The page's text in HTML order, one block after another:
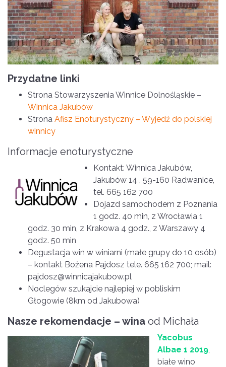
Przydatne linki
Strona Stowarzyszenia Winnice Dolnośląskie –
Winnica Jakubów
Strona Afisz Enoturystyczny – Wyjedź do polskiej
winnicy
Informacje enoturystyczne
Kontakt: Winnica Jakubów,
Jakubów 14 , 59-160 Radwanice,
tel. 665 162 700
Dojazd samochodem z Poznania
1 godz. 40 min, z Wrocławia 1
godz. 30 min, z Krakowa 4 godz., z Warszawy 4
godz. 50 min
Degustacja win w winiarni (małe grupy do 10 osób)
– kontakt Bożena Pajdosz tele. 665 162 700; mail:
pajdosz@winnicajakubow.pl
Noclegów szukajcie najlepiej w pobliskim
Głogowie (8km od Jakubowa)
Nasze rekomendacje – wina od Michała
Yacobus
Albae 1 2019,
białe wino